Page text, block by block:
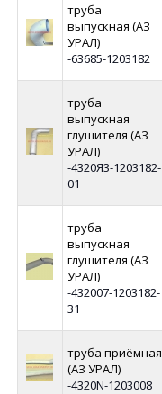
труба
выпускная (АЗ
УРАЛ)
-63685-1203182
труба
выпускная
глушителя (АЗ
УРАЛ)
-4320Я3-1203182-
01
труба
выпускная
глушителя (АЗ
УРАЛ)
-432007-1203182-
31
труба приёмная
(АЗ УРАЛ)
-4320N-1203008